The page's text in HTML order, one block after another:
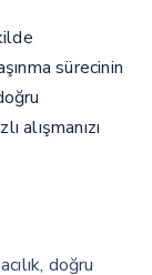
sürecinin
alışmanızı
doğru